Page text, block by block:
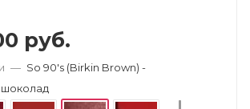
руб.
— So 90's (Birkin Brown) -